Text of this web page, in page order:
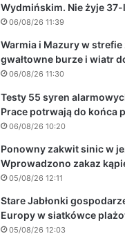
Wydmińskim. Nie żyje
06/08/26 11:39
Warmia i Mazury w
gwałtowne burze i wiatr
06/08/26 11:30
Testy 55 syren
Prace potrwają do końca
06/08/26 10:20
Ponowny zakwit sinic w
Wprowadzono zakaz
05/08/26 12:11
Stare Jabłonki
Europy w siatkówce
05/08/26 12:03